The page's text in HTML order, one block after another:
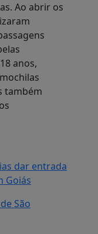
Ao abrir os
anos,
também
dar entrada
Goiás
São